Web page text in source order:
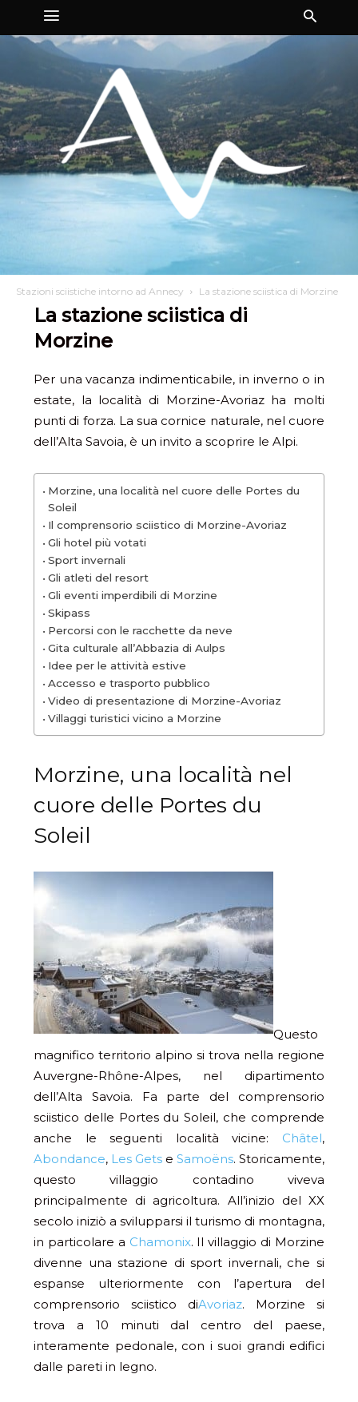
Stazioni sciistiche intorno ad Annecy La stazione sciistica di Morzine
La stazione sciistica di
Morzine
Per una vacanza indimenticabile, in inverno o in
estate, la località di Morzine-Avoriaz ha molti
punti di forza. La sua cornice naturale, nel cuore
dell’Alta Savoia, è un invito a scoprire le Alpi.
Morzine, una località nel cuore delle Portes du
Soleil
Il comprensorio sciistico di Morzine-Avoriaz
Gli hotel più votati
Sport invernali
Gli atleti del resort
Gli eventi imperdibili di Morzine
Skipass
Percorsi con le racchette da neve
Gita culturale all’Abbazia di Aulps
Idee per le attività estive
Accesso e trasporto pubblico
Video di presentazione di Morzine-Avoriaz
Villaggi turistici vicino a Morzine
Morzine, una località nel
cuore delle Portes du
Soleil
Questo
magnifico territorio alpino si trova nella regione
Auvergne-Rhône-Alpes, nel dipartimento
dell’Alta Savoia. Fa parte del comprensorio
sciistico delle Portes du Soleil, che comprende
anche le seguenti località vicine: Châtel,
Abondance, Les Gets e Samoëns. Storicamente,
questo villaggio contadino viveva
principalmente di agricoltura. All’inizio del XX
secolo iniziò a svilupparsi il turismo di montagna,
in particolare a Chamonix. Il villaggio di Morzine
divenne una stazione di sport invernali, che si
espanse ulteriormente con l’apertura del
comprensorio sciistico diAvoriaz. Morzine si
trova a 10 minuti dal centro del paese,
interamente pedonale, con i suoi grandi edifici
dalle pareti in legno.